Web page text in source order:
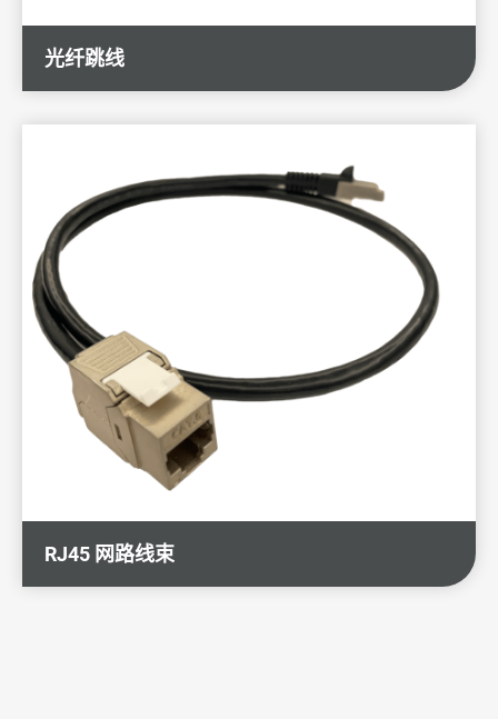
光纤跳线
RJ45 网路线束
联络我们